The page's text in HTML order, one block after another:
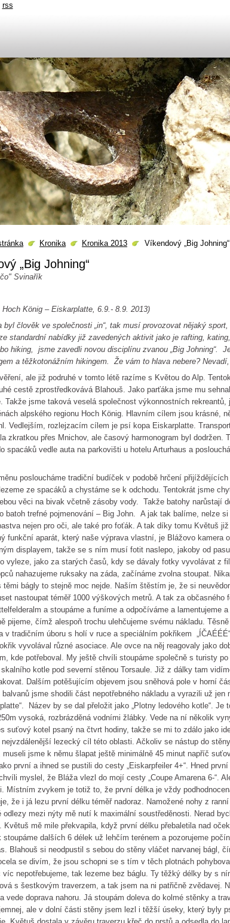
Kronika Kronika 2013 Víkendový „Big Johning“
„Big Johning“
Svinařík
Hoch König – Eiskarplatte, 6.9.- 8.9. 2013)
byl člověk ve společnosti „in“, tak musí provozovat nějaký
standardní nabídky již zavedených aktivit jako je rafting,
hiking, jsme zavedli novou disciplínu zvanou „Big Johning“.
a těžkotonážním hikingem. Že vám to hlava nebere?
ale již podruhé v tomto létě razíme s Květou do Alp.
cestě zprostředkovává Blahouš. Jako parťáka jsme mu
Takže jsme taková veselá společnost výkonnostních
alpského regionu Hoch König. Hlavním cílem jsou krásné,
Vedlejším, rozlejzacím cílem je psí kopa Eiskarplatte.
zkratkou přes Mnichov, ale časový harmonogram byl dodržen.
spacáků vedle auta na parkovišti u hotelu Arturhaus a
posloucháme tradiční budíček v podobě hrčení
ze spacáků a chystáme se k odchodu. Tentokrát jsme
věci na bivak včetně zásoby vody. Takže batohy narůstají
batoh trefné pojmenování – Big John. A jak tak balíme, nelze
nejen pro oči, ale také pro foťák. A tak díky tomu Květuš
funkční aparát, který naše výprava vlastní, je Blážovo kamera
displayem, takže se s ním musí fotit naslepo, jakoby od
vyleze, jako za starých časů, kdy se dávaly fotky vyvolávat z
nahazujeme ruksaky na záda, začínáme zvolna stoupat.
těmi bágly to stejně moc nejde. Naším štěstím je, že si
nastoupat téměř 1000 výškových metrů. A tak za
a stoupáme a funíme a odpočíváme a lamentujeme
pijeme, čímž alespoň trochu ulehčujeme svému nákladu.
v tradičním úboru s holí v ruce a speciálním pokřikem
vyvolával různé asociace. Ale ovce na něj reagovaly jako
kde potřeboval. My ještě chvíli stoupáme společně s turisty
skalního kotle pod severní stěnou Torsaule. Již z dálky tam
Dalším potěšujícím objevem jsou sněhová pole v horní
balvanů jsme shodili část nepotřebného nákladu a vyrazili už
Název by se dal přeložit jako „Plotny ledového kotle“.
vysoká, rozbrázděná vodními žlábky. Vede na ní několik
suťový kotel psaný na čtvrt hodiny, takže se mi to zdálo jako
lezecký cíl této oblasti. Ačkoliv se nástup do
museli jsme k němu šlapat ještě minimálně 45 minut napříč
první a ihned se pustili do cesty „Eiskarpfeiler 4+“. Hned
myslel, že Bláža vlezl do mojí cesty „Coupe Amarena 6-“.
Místním zvykem je totiž to, že první délka je vždy
že i já lezu první délku téměř nadoraz. Namožené nohy z
odlezy mezi nýty mě nutí k maximální soustředěnosti. Nerad
Květuš mě mile překvapila, když první délku přebaletila nad
stoupáme dalších 6 délek už lehčím terénem a pozorujeme
Blahouš si neodpustil s sebou do stěny vláčet narvanej bágl,
se divím, že jsou schopni se s tím v těch plotnách
víc nepotřebujeme, tak lezeme bez báglu. Ty těžký délky by s
s šestkovým traverzem, a tak jsem na ni patřičně zvědavej.
vede doprava nahoru. Já stoupám doleva do kolmé stěnky a
ale v dolní části stěny jsem lezl i těžší úseky, který byly
rss